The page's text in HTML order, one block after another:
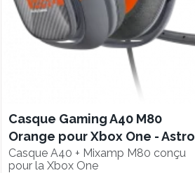
Casque Gaming A40 M80
Orange pour Xbox One - Astro
Gaming
Casque A40 + Mixamp M80 conçu
pour la Xbox One